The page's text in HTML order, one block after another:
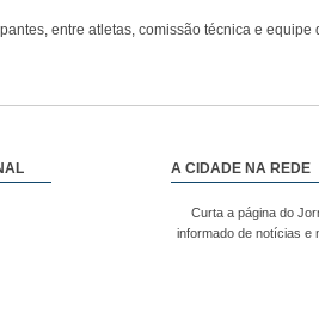
entre atletas, comissão técnica e equipe
A CIDADE NA REDE
Curta a página do
informado de notícias e